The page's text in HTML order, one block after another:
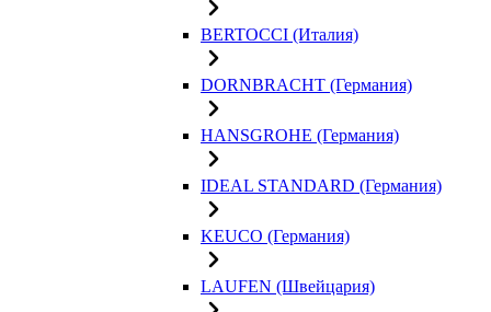
BERTOCCI (Италия)
DORNBRACHT (Германия)
HANSGROHE (Германия)
IDEAL STANDARD (Германия)
KEUCO (Германия)
LAUFEN (Швейцария)